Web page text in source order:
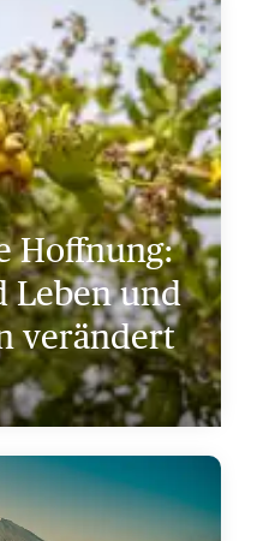
Hoffnung:
Leben und
verändert